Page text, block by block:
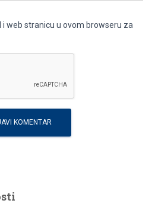
web stranicu u ovom browseru za